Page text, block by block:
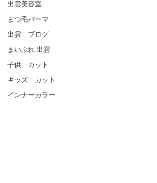
出雲美容室
まつ毛パーマ
出雲 ブログ
まいぷれ 出雲
子供 カット
キッズ カット
インナーカラー